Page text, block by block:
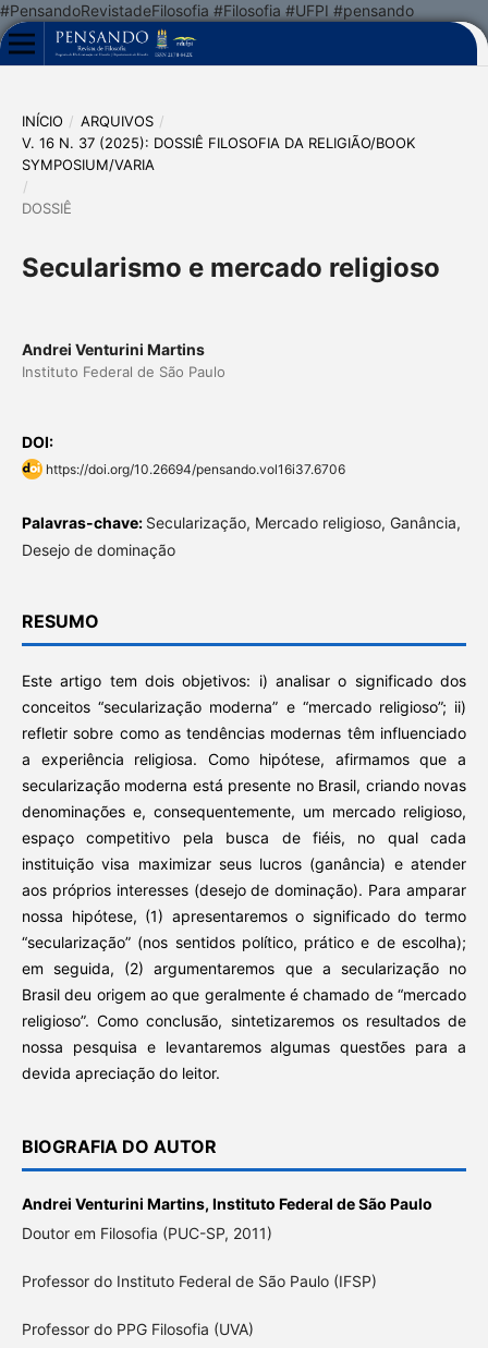
#PensandoRevistadeFilosofia #Filosofia #UFPI #pensando
INÍCIO / ARQUIVOS /
V. 16 N. 37 (2025): DOSSIÊ FILOSOFIA DA RELIGIÃO/BOOK
SYMPOSIUM/VARIA
/
DOSSIÊ
Secularismo e mercado religioso
Andrei Venturini Martins
Instituto Federal de São Paulo
DOI:
https://doi.org/10.26694/pensando.vol16i37.6706
Palavras-chave: Secularização, Mercado religioso, Ganância,
Desejo de dominação
RESUMO
Este artigo tem dois objetivos: i) analisar o significado dos
conceitos “secularização moderna” e “mercado religioso”; ii)
refletir sobre como as tendências modernas têm influenciado
a experiência religiosa. Como hipótese, afirmamos que a
secularização moderna está presente no Brasil, criando novas
denominações e, consequentemente, um mercado religioso,
espaço competitivo pela busca de fiéis, no qual cada
instituição visa maximizar seus lucros (ganância) e atender
aos próprios interesses (desejo de dominação). Para amparar
nossa hipótese, (1) apresentaremos o significado do termo
“secularização” (nos sentidos político, prático e de escolha);
em seguida, (2) argumentaremos que a secularização no
Brasil deu origem ao que geralmente é chamado de “mercado
religioso”. Como conclusão, sintetizaremos os resultados de
nossa pesquisa e levantaremos algumas questões para a
devida apreciação do leitor.
BIOGRAFIA DO AUTOR
Andrei Venturini Martins, Instituto Federal de São Paulo
Doutor em Filosofia (PUC-SP, 2011)
Professor do Instituto Federal de São Paulo (IFSP)
Professor do PPG Filosofia (UVA)